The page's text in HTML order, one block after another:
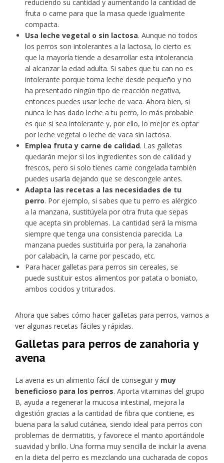
reduciendo su cantidad y aumentando la cantidad de
fruta o carne para que la masa quede igualmente
compacta.
Usa leche vegetal o sin lactosa. Aunque no todos
los perros son intolerantes a la lactosa, lo cierto es
que la mayoría tiende a desarrollar esta intolerancia
al alcanzar la edad adulta. Si sabes que tu can no es
intolerante porque toma leche desde pequeño y no
ha presentado ningún tipo de reacción negativa,
entonces puedes usar leche de vaca. Ahora bien, si
nunca le has dado leche a tu perro, lo más probable
es que sí sea intolerante y, por ello, lo mejor es optar
por leche vegetal o leche de vaca sin lactosa.
Emplea fruta y carne de calidad. Las galletas
quedarán mejor si los ingredientes son de calidad y
frescos, pero si solo tienes carne congelada también
puedes usarla dejando que se descongele antes.
Adapta las recetas a las necesidades de tu
perro. Por ejemplo, si sabes que tu perro es alérgico
a la manzana, sustitúyela por otra fruta que sepas
que acepta sin problemas. La cantidad será la misma
siempre que tenga una consistencia parecida. La
manzana puedes sustituirla por pera, la zanahoria
por calabacín, la carne por pescado, etc.
Para hacer galletas para perros sin cereales, se
puede sustituir estos alimentos por patata o boniato,
ambos cocidos y triturados.
Ahora que sabes cómo hacer galletas para perros, vamos a
ver algunas recetas fáciles y rápidas.
Galletas para perros de zanahoria y
avena
La avena es un alimento fácil de conseguir y muy
beneficioso para los perros. Aporta vitaminas del grupo
B, ayuda a regenerar la mucosa intestinal, mejora la
digestión gracias a la cantidad de fibra que contiene, es
buena para la salud cutánea, siendo ideal para perros con
problemas de dermatitis, y favorece el manto aportándole
suavidad y brillo. Una forma muy sencilla de incluir la avena
en la dieta del perro es mezclando una cucharada de copos